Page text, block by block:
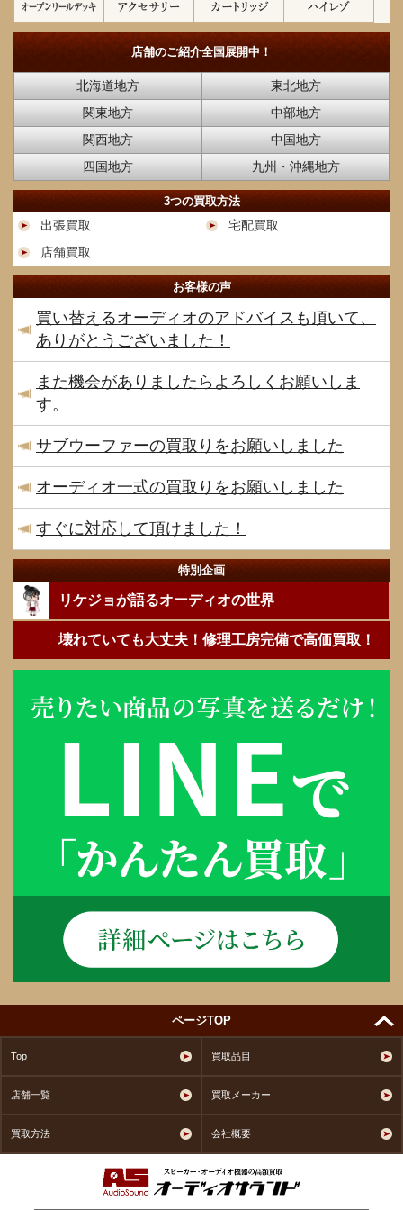
店舗のご紹介全国展開中！
北海道地方
東北地方
関東地方
中部地方
関西地方
中国地方
四国地方
九州・沖縄地方
3つの買取方法
出張買取
宅配買取
店舗買取
お客様の声
買い替えるオーディオのアドバイスも頂いて、
ありがとうございました！
また機会がありましたらよろしくお願いしま
す。
サブウーファーの買取りをお願いしました
オーディオ一式の買取りをお願いしました
すぐに対応して頂けました！
特別企画
リケジョが語るオーディオの世界
壊れていても大丈夫！修理工房完備で高価買取！
ページTOP
Top 買取品目
店舗一覧 買取メーカー
買取方法 会社概要